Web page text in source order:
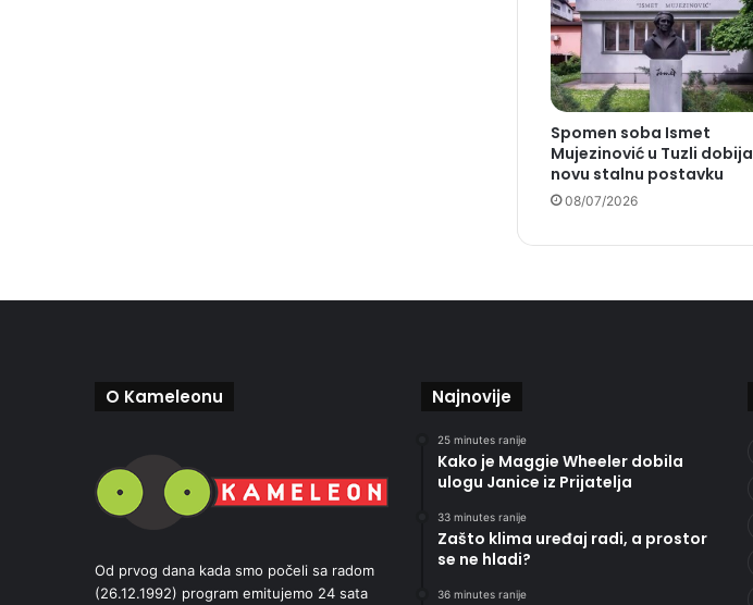
Spomen soba Ismet
Mujezinović u Tuzli dobija
novu stalnu postavku
08/07/2026
O Kameleonu
Od prvog dana kada smo počeli sa radom
(26.12.1992) program emitujemo 24 sata
Najnovije
25 minutes ranije
Kako je Maggie Wheeler dobila
ulogu Janice iz Prijatelja
33 minutes ranije
Zašto klima uređaj radi, a prostor
se ne hladi?
36 minutes ranije